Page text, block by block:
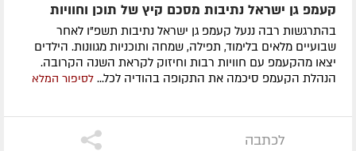
קעמפ גן ישראל נתיבות מסכם קיץ של תוכן וחוויות
בהתרגשות רבה ננעל קעמפ גן ישראל נתיבות תשפ"ו לאחר
שבועיים מלאים בלימוד, תפילה, שמחה ותוכניות מגוונות. הילדים
יצאו מהקעמפ עם חוויות רבות וחיזוק לקראת השנה הקרובה.
הנהלת הקעמפ סיכמה את התקופה בהודיה לכל... לסיפור המלא
לכתבה